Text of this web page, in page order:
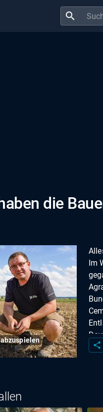
search
die
Im
share